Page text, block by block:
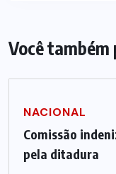
Você também
NACIONAL
Comissão
pela ditadura